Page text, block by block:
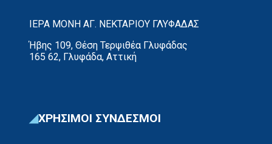
ΙΕΡΑ ΜΟΝΗ ΑΓ. ΝΕΚΤΑΡΙΟΥ ΓΛΥΦΑΔΑΣ
Ήβης 109, Θέση Τερψιθέα Γλυφάδας
165 62, Γλυφάδα, Αττική
ΧΡΗΣΙΜΟΙ ΣΥΝΔΕΣΜΟΙ